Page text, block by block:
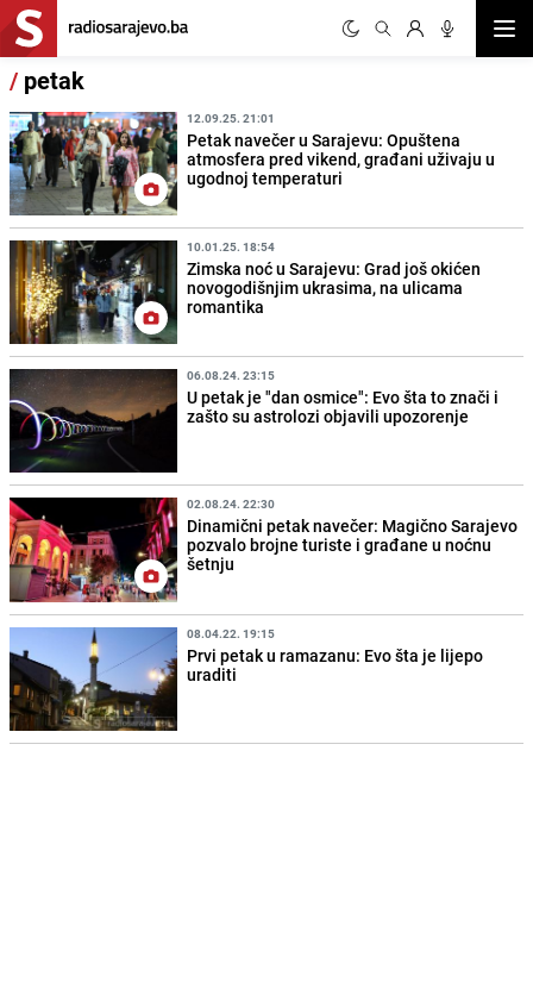
/ petak
12.09.25. 21:01
Petak navečer u Sarajevu: Opuštena
atmosfera pred vikend, građani uživaju u
ugodnoj temperaturi
10.01.25. 18:54
Zimska noć u Sarajevu: Grad još okićen
novogodišnjim ukrasima, na ulicama
romantika
06.08.24. 23:15
U petak je "dan osmice": Evo šta to znači i
zašto su astrolozi objavili upozorenje
02.08.24. 22:30
Dinamični petak navečer: Magično Sarajevo
pozvalo brojne turiste i građane u noćnu
šetnju
08.04.22. 19:15
Prvi petak u ramazanu: Evo šta je lijepo
uraditi